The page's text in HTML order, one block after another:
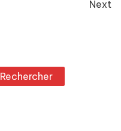
Next
Rechercher